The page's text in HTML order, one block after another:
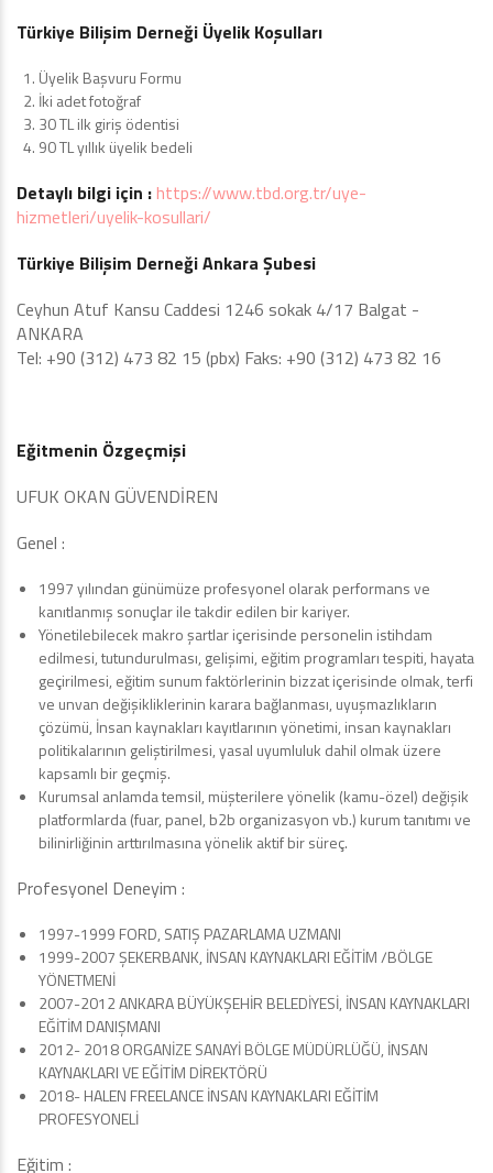
Türkiye Bilişim Derneği Üyelik Koşulları
Üyelik Başvuru Formu
İki adet fotoğraf
30 TL ilk giriş ödentisi
90 TL yıllık üyelik bedeli
Detaylı bilgi için : https://www.tbd.org.tr/uye-
hizmetleri/uyelik-kosullari/
Türkiye Bilişim Derneği Ankara Şubesi
Ceyhun Atuf Kansu Caddesi 1246 sokak 4/17 Balgat -
ANKARA
Tel: +90 (312) 473 82 15 (pbx) Faks: +90 (312) 473 82 16
Eğitmenin Özgeçmişi
UFUK OKAN GÜVENDİREN
Genel :
1997 yılından günümüze profesyonel olarak performans ve
kanıtlanmış sonuçlar ile takdir edilen bir kariyer.
Yönetilebilecek makro şartlar içerisinde personelin istihdam
edilmesi, tutundurulması, gelişimi, eğitim programları tespiti, hayata
geçirilmesi, eğitim sunum faktörlerinin bizzat içerisinde olmak, terfi
ve unvan değişikliklerinin karara bağlanması, uyuşmazlıkların
çözümü, İnsan kaynakları kayıtlarının yönetimi, insan kaynakları
politikalarının geliştirilmesi, yasal uyumluluk dahil olmak üzere
kapsamlı bir geçmiş.
Kurumsal anlamda temsil, müşterilere yönelik (kamu-özel) değişik
platformlarda (fuar, panel, b2b organizasyon vb.) kurum tanıtımı ve
bilinirliğinin arttırılmasına yönelik aktif bir süreç.
Profesyonel Deneyim :
1997-1999 FORD, SATIŞ PAZARLAMA UZMANI
1999-2007 ŞEKERBANK, İNSAN KAYNAKLARI EĞİTİM /BÖLGE
YÖNETMENİ
2007-2012 ANKARA BÜYÜKŞEHİR BELEDİYESİ, İNSAN KAYNAKLARI
EĞİTİM DANIŞMANI
2012- 2018 ORGANİZE SANAYİ BÖLGE MÜDÜRLÜĞÜ, İNSAN
KAYNAKLARI VE EĞİTİM DİREKTÖRÜ
2018- HALEN FREELANCE İNSAN KAYNAKLARI EĞİTİM
PROFESYONELİ
Eğitim :